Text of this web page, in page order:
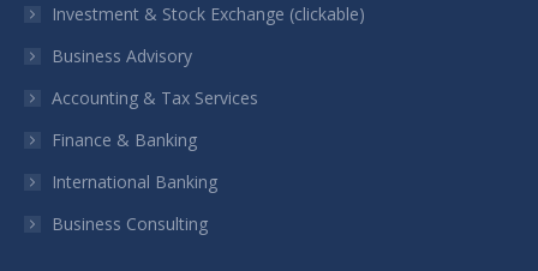
new
window
new
window
new
window
new
window
Investment & Stock Exchange (clickable)
Business Advisory
Accounting & Tax Services
Finance & Banking
International Banking
Business Consulting